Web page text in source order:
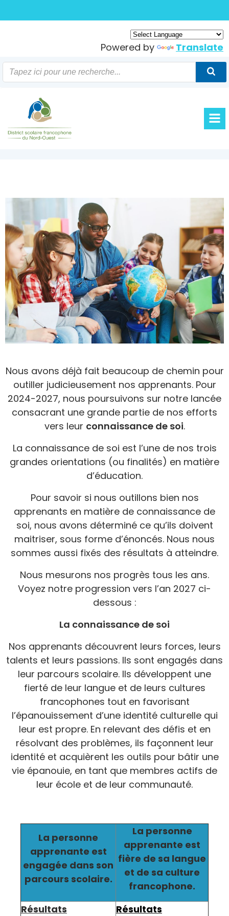
to
content
Powered by
Translate
Nous avons déjà fait beaucoup de chemin pour
outiller judicieusement nos apprenants. Pour
2024-2027, nous poursuivons sur notre lancée
consacrant une grande partie de nos efforts
vers leur connaissance de soi.
La connaissance de soi est l’une de nos trois
grandes orientations (ou finalités) en matière
d’éducation.
Pour savoir si nous outillons bien nos
apprenants en matière de connaissance de
soi, nous avons déterminé ce qu’ils doivent
maitriser, sous forme d’énoncés. Nous nous
sommes aussi fixés des résultats à atteindre.
Nous mesurons nos progrès tous les ans.
Voyez notre progression vers l’an 2027 ci-
dessous :
La connaissance de soi
Nos apprenants découvrent leurs forces, leurs
talents et leurs passions. Ils sont engagés dans
leur parcours scolaire. Ils développent une
fierté de leur langue et de leurs cultures
francophones tout en favorisant
l’épanouissement d’une identité culturelle qui
leur est propre. En relevant des défis et en
résolvant des problèmes, ils façonnent leur
identité et acquièrent les outils pour bâtir une
vie épanouie, en tant que membres actifs de
leur école et de leur communauté.
La personne
apprenante est
engagée dans son
parcours scolaire.
La personne
apprenante est
fière de sa langue
et de sa culture
francophone.
Résultats
Résultats